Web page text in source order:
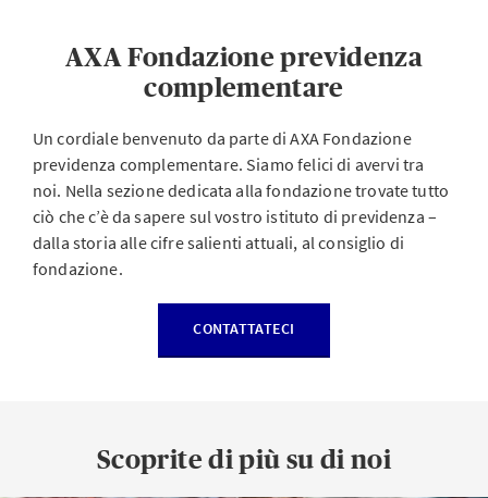
AXA Fondazione previdenza
complementare
Un cordiale benvenuto da parte di AXA Fondazione
previdenza complementare. Siamo felici di avervi tra
noi. Nella sezione dedicata alla fondazione trovate tutto
ciò che c’è da sapere sul vostro istituto di previdenza –
dalla storia alle cifre salienti attuali, al consiglio di
fondazione.
CONTATTATECI
Scoprite di più su di noi